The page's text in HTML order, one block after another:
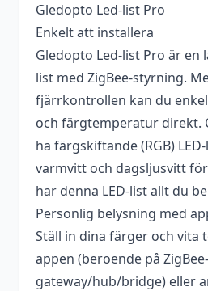
Gledopto Led-list Pro
Enkelt att installera
Gledopto Led-list Pro är en
list med ZigBee-styrning.
fjärrkontrollen kan du
och färgtemperatur direkt.
ha färgskiftande (RGB)
varmvitt och dagsljusvitt
har denna LED-list allt du
Personlig belysning med
Ställ in dina färger och vita
appen (beroende på ZigBee-
gateway/hub/bridge) eller
Du måste varainloggad
recension.